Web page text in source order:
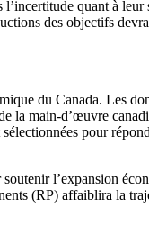
quant à
des objectifs
du Canada. Les
la main-d’œuvre
pour
l’expansion
(RP) affaiblira la